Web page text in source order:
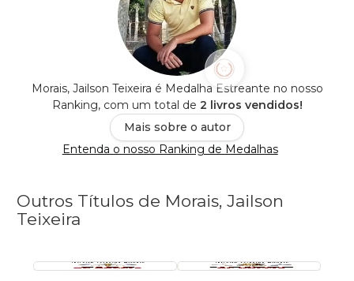
Morais, Jailson Teixeira é Medalha Estreante no nosso
Ranking, com um total de 2 livros vendidos!
Mais sobre o autor
Entenda o nosso Ranking de Medalhas
Outros Títulos de Morais, Jailson
Teixeira